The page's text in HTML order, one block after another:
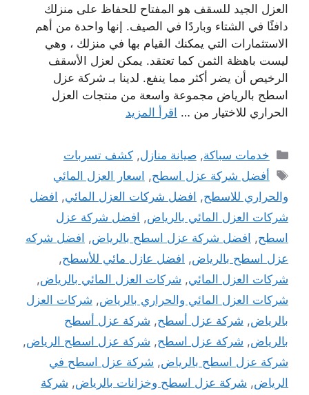
العزل الجيد للسقف هو المفتاح للحفاظ على منزلك
دافئًا في الشتاء وباردًا في الصيف. إنها واحدة من أهم
الاستثمارات التي يمكنك القيام بها في منزلك ، وهي
ليست باهظة الثمن كما تعتقد. يمكن لعزل الأسقف
الرخيص أن يضر أكثر مما ينفع. لدينا بـ شركة عزل
اسطح بالرياض مجموعة واسعة من منتجات العزل
الحراري للاختيار من … اقرأ المزيد
التصنيفات
خدمات سباكة,صيانة منازل,كشف تسربات
الوسوم
أفضل شركة عزل اسطح, اسعار العزل المائي
والحراري للاسطح, افضل شركات العزل المائي, افضل
شركات العزل المائي بالرياض, افضل شركة عزل
اسطح, افضل شركة عزل اسطح بالرياض, افضل شركه
عزل اسطح بالرياض, افضل عازل مائي للأسطح,
شركات العزل المائي, شركات العزل المائي بالرياض,
شركات العزل المائي والحراري بالرياض, شركات العزل
بالرياض, شركة عزل أسطح, شركة عزل أسطح
بالرياض, شركة عزل اسطح, شركة عزل اسطح الرياض,
شركة عزل اسطح بالرياض, شركة عزل اسطح في
الرياض, شركة عزل اسطح وخزانات بالرياض, شركة